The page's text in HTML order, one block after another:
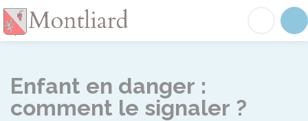
Enfant en danger :
comment le signaler ?